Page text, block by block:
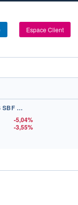
Espace Client
+ FORTES HAUSSES ET BAISSES SBF 120
-5,04%
-3,55%